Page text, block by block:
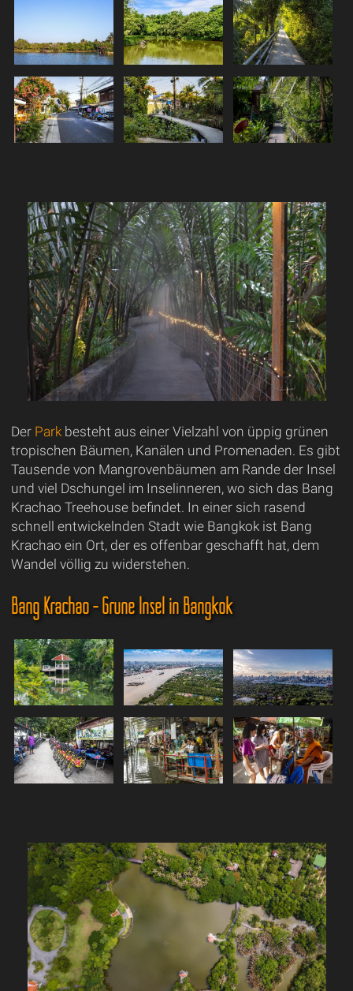
Der Parkbesteht aus einer Vielzahl von üppig grünen
tropischen Bäumen, Kanälen und Promenaden. Es gibt
Tausende von Mangrovenbäumen am Rande der Insel
und viel Dschungel im Inselinneren, wo sich das Bang
Krachao Treehouse befindet. In einer sich rasend
schnell entwickelnden Stadt wie Bangkok ist Bang
Krachao ein Ort, der es offenbar geschafft hat, dem
Wandel völlig zu widerstehen.
Bang Krachao - Grüne Insel in Bangkok